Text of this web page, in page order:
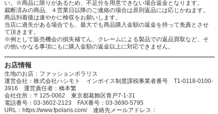
い。※商品に限りがあるため、不足分を用意できない場合返金となります。
裁断済みの商品、４営業日以降のご連絡の場合は原則返品には応じかねます。
商品到着後は速やかに検収をお願いします。
当店に過失がある場合でも、最大でも商品購入金額の返金を持って免責とさせ
て頂きます。
※例として販売機会の損失補てん、クレームによる製品での返品買取など、そ
の他いかなる事項にもに購入金額の返金以上に対応できません。
お店情報
生地のお店：ファッションポラリス
運営会社：株式会社ハシモト インボイス制度課税事業者番号 T1-0118-0100-
3916 運営責任者：橋本繁
会社住所：〒125-0062 東京都葛飾区青戸7-1-31
電話番号：03-3602-2123 FAX番号：03-3690-5795
URL：https://www.fpolaris.com/ 連絡先メールアドレス：